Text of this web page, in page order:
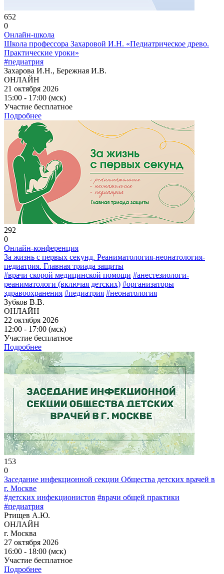
652
0
Онлайн-школа
Школа профессора Захаровой И.Н. «Педиатрическое древо.
Практические уроки»
#педиатрия
Захарова И.Н., Бережная И.В.
ОНЛАЙН
21 октября 2026
15:00 - 17:00 (мск)
Участие бесплатное
Подробнее
292
0
Онлайн-конференция
За жизнь с первых секунд. Реаниматология-неонатология-
педиатрия. Главная триада защиты
#врачи скорой медицинской помощи #анестезиологи-
реаниматологи (включая детских) #организаторы
здравоохранения #педиатрия #неонатология
Зубков В.В.
ОНЛАЙН
22 октября 2026
12:00 - 17:00 (мск)
Участие бесплатное
Подробнее
153
0
Заседание инфекционной секции Общества детских врачей в
г. Москве
#детских инфекционистов #врачи общей практики
#педиатрия
Ртищев А.Ю.
ОНЛАЙН
г. Москва
27 октября 2026
16:00 - 18:00 (мск)
Участие бесплатное
Подробнее